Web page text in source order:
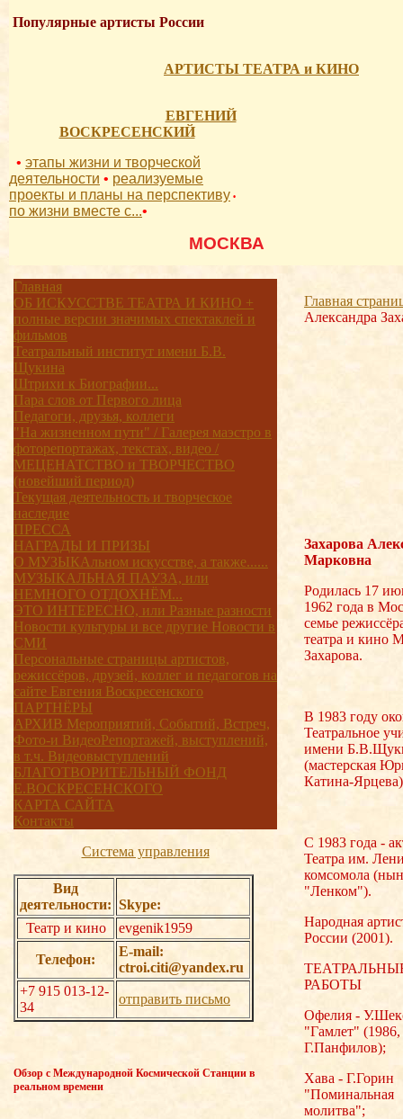
Популярные артисты России
АРТИСТЫ ТЕАТРА и КИНО
ЕВГЕНИЙ
ВОСКРЕСЕНСКИЙ
• этапы жизни и творческой
деятельности • реализуемые
проекты и планы на перспективу •
по жизни вместе с...•
          МОСКВА
Главная
ОБ ИСКУССТВЕ ТЕАТРА И КИНО +
полные версии значимых спектаклей и
фильмов
Театральный институт имени Б.В.
Щукина
Штрихи к Биографии...
Пара слов от Первого лица
Педагоги, друзья, коллеги
"На жизненном пути" / Галерея маэстро в
фоторепортажах, текстах, видео /
МЕЦЕНАТСТВО и ТВОРЧЕСТВО
(новейший период)
Текущая деятельность и творческое
наследие
ПРЕССА
НАГРАДЫ И ПРИЗЫ
О МУЗЫКАльном искусстве, а также......
МУЗЫКАЛЬНАЯ ПАУЗА, или
НЕМНОГО ОТДОХНЁМ...
ЭТО ИНТЕРЕСНО, или Разные разности
Новости культуры и все другие Новости в
СМИ
Персональные страницы артистов,
режиссёров, друзей, коллег и педагогов на
сайте Евгения Воскресенского
ПАРТНЁРЫ
АРХИВ Мероприятий, Событий, Встреч,
Фото-и ВидеоРепортажей, выступлений,
в т.ч. Видеовыступлений
БЛАГОТВОРИТЕЛЬНЫЙ ФОНД
Е.ВОСКРЕСЕНСКОГО
КАРТА САЙТА
Контакты
Система управления
Вид
деятельности: Skype:
Театр и кино
evgenik1959
Телефон:
E-mail:
ctroi.citi@yandex.ru
+7 915 013-12-
34
отправить письмо
Обзор с Международной Космической Станции в
реальном времени
Главная
Александра
Захарова
Марковна
Родилась 17
1962 года в
семье
театра и кино
Захарова.
В 1983 году
Театральное
имени
(мастерская
Катина-
С 1983 года -
Театра им.
комсомола
"Ленком").
Народная
России (2001).
РАБОТЫ
Офелия -
"Гамлет"
Г.Панфилов);
Хава - Г.Горин
"Поминальная
молитва";